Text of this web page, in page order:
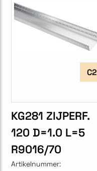
C2
KG281 ZIJPERF.
120 D=1.0 L=5
R9016/70
Artikelnummer: